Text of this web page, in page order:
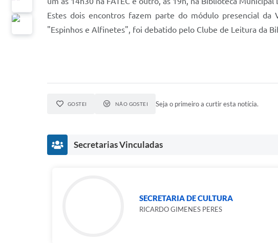
Estes dois encontros fazem parte do módulo presencial
"Espinhos e Alfinetes", foi debatido pelo Clube de Leitura da
GOSTEI NÃO GOSTEI Seja o primeiro a curtir esta notícia.
Secretarias Vinculadas
SECRETARIA DE CULTURA
RICARDO GIMENES PERES